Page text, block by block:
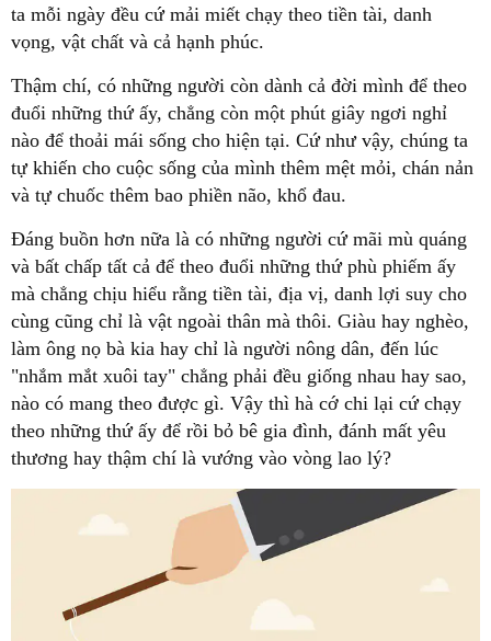
ta mỗi ngày đều cứ mải miết chạy theo tiền tài, danh
vọng, vật chất và cả hạnh phúc.
Thậm chí, có những người còn dành cả đời mình để theo
đuổi những thứ ấy, chẳng còn một phút giây ngơi nghỉ
nào để thoải mái sống cho hiện tại. Cứ như vậy, chúng ta
tự khiến cho cuộc sống của mình thêm mệt mỏi, chán nản
và tự chuốc thêm bao phiền não, khổ đau.
Đáng buồn hơn nữa là có những người cứ mãi mù quáng
và bất chấp tất cả để theo đuổi những thứ phù phiếm ấy
mà chẳng chịu hiểu rằng tiền tài, địa vị, danh lợi suy cho
cùng cũng chỉ là vật ngoài thân mà thôi. Giàu hay nghèo,
làm ông nọ bà kia hay chỉ là người nông dân, đến lúc
"nhắm mắt xuôi tay" chẳng phải đều giống nhau hay sao,
nào có mang theo được gì. Vậy thì hà cớ chi lại cứ chạy
theo những thứ ấy để rồi bỏ bê gia đình, đánh mất yêu
thương hay thậm chí là vướng vào vòng lao lý?